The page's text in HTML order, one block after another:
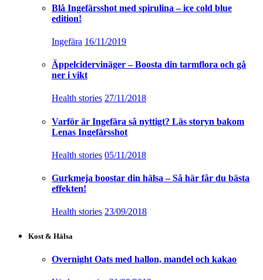
Blå Ingefärsshot med spirulina – ice cold blue
edition!
Ingefära 16/11/2019
Äppelcidervinäger – Boosta din tarmflora och gå
ner i vikt
Health stories 27/11/2018
Varför är Ingefära så nyttigt? Läs storyn bakom
Lenas Ingefärsshot
Health stories 05/11/2018
Gurkmeja boostar din hälsa – Så här får du bästa
effekten!
Health stories 23/09/2018
Kost & Hälsa
Overnight Oats med hallon, mandel och kakao